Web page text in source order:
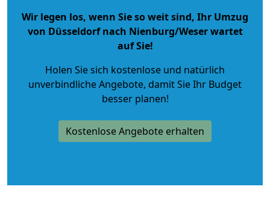
Wir legen los, wenn Sie so weit sind, Ihr Umzug
von Düsseldorf nach Nienburg/Weser wartet
auf Sie!
Holen Sie sich kostenlose und natürlich
unverbindliche Angebote, damit Sie Ihr Budget
besser planen!
Kostenlose Angebote erhalten